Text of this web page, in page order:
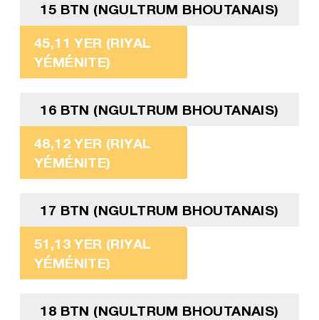
15 BTN (NGULTRUM BHOUTANAIS)
45,11 YER (RIYAL
YÉMÉNITE)
16 BTN (NGULTRUM BHOUTANAIS)
48,12 YER (RIYAL
YÉMÉNITE)
17 BTN (NGULTRUM BHOUTANAIS)
51,13 YER (RIYAL
YÉMÉNITE)
18 BTN (NGULTRUM BHOUTANAIS)